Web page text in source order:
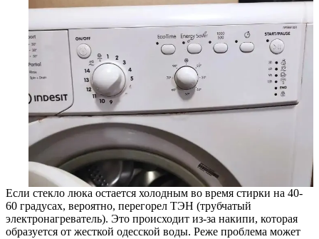
Если стекло люка остается холодным во время стирки на 40-
60 градусах, вероятно, перегорел ТЭН (трубчатый
электронагреватель). Это происходит из-за накипи, которая
образуется от жесткой одесской воды. Реже проблема может
быть в термодатчике или проводке.